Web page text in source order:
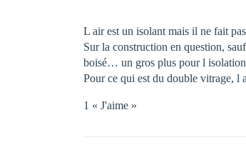
L air est un isolant mais il ne fait
Sur la construction en question,
boisé… un gros plus pour l
Pour ce qui est du double vitrage, l
1 « J'aime »